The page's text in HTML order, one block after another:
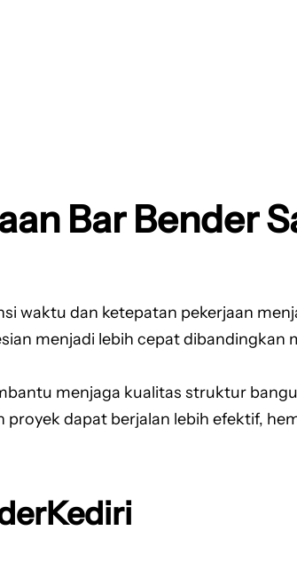
Bar Bender
waktu dan ketepatan pekerjaan
menjadi lebih cepat dibandingkan
menjaga kualitas struktur
dapat berjalan lebih efektif,